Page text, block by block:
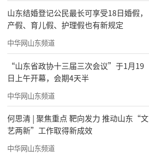
山东结婚登记公民最长可享受18日婚假，
产假、育儿假、护理假也有新规定
中华网山东频道
“山东省政协十三届三次会议”于1月19
日上午开幕，会期4天半
中华网山东频道
何思清 | 聚焦重点 靶向发力 推动山东“文
艺两新”工作取得新成效
中华网山东频道